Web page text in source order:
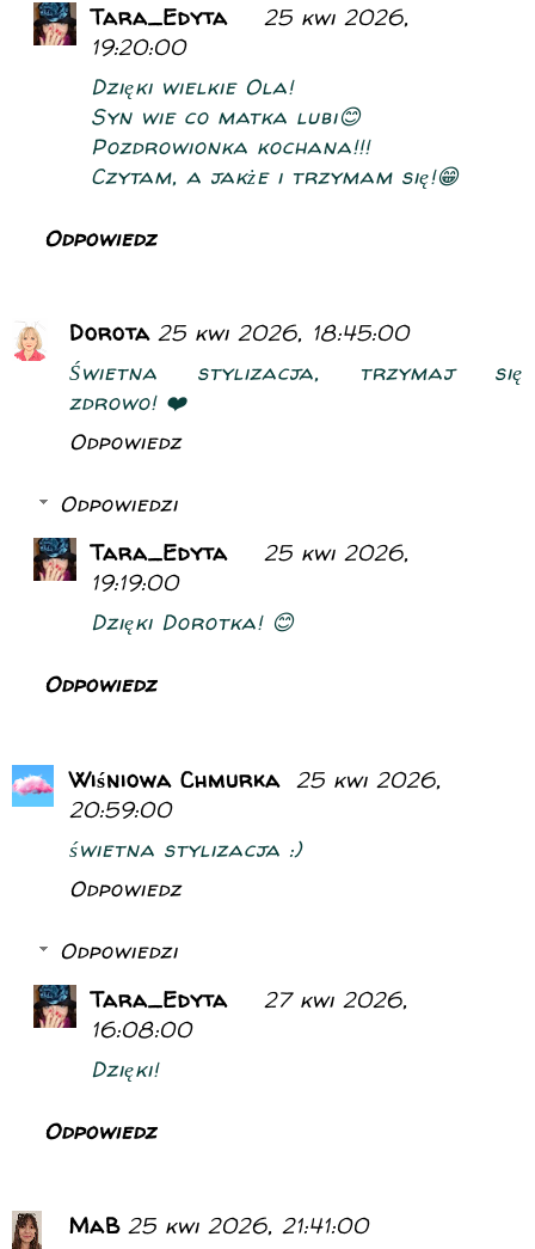
Tara_Edyta
25 kwi 2026,
19:20:00
Dzięki wielkie Ola!
Syn wie co matka lubi😊
Pozdrowionka kochana!!!
Czytam, a jakże i trzymam się!😁
Odpowiedz
Dorota 25 kwi 2026, 18:45:00
Świetna stylizacja, trzymaj się
zdrowo! ❤️
Odpowiedz
Odpowiedzi
Tara_Edyta
25 kwi 2026,
19:19:00
Dzięki Dorotka! 😊
Odpowiedz
Wiśniowa Chmurka 25 kwi 2026,
20:59:00
świetna stylizacja :)
Odpowiedz
Odpowiedzi
Tara_Edyta
27 kwi 2026,
16:08:00
Dzięki!
Odpowiedz
MaB 25 kwi 2026, 21:41:00